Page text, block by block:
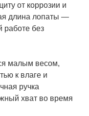
от коррозии и
длина лопаты —
работе без
малым весом,
к влаге и
ручка
хват во время